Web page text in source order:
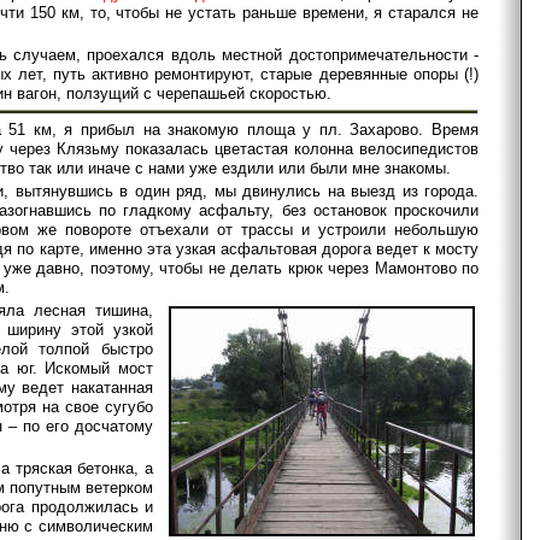
150 км, то, чтобы не устать раньше времени, я старался не
проехался вдоль местной достопримечательности -
лет, путь активно ремонтируют, старые деревянные опоры (!)
вагон, ползущий с черепашьей скоростью.
51 км, я прибыл на знакомую площа у пл. Захарово. Время
Клязьму показалась цветастая колонна велосипедистов
так или иначе с нами уже ездили или были мне знакомы.
вытянувшись в один ряд, мы двинулись на выезд из города.
по гладкому асфальту, без остановок проскочили
же повороте отъехали от трассы и устроили небольшую
карте, именно эта узкая асфальтовая дорога ведет к мосту
давно, поэтому, чтобы не делать крюк через Мамонтово по
лесная тишина,
этой узкой
толпой быстро
юг. Искомый мост
ведет накатанная
на свое сугубо
– по его досчатому
тряская бетонка, а
попутным ветерком
продолжилась и
с символическим